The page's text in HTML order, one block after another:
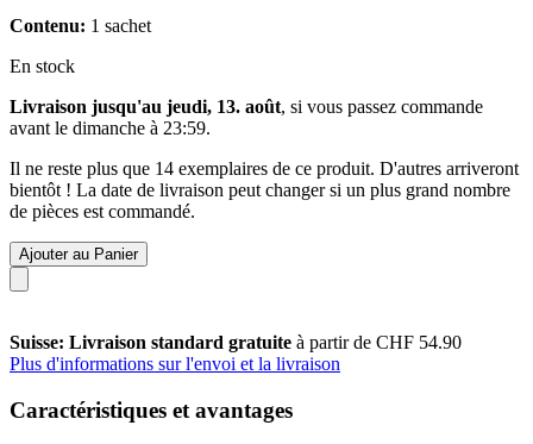
Contenu: 1 sachet
En stock
Livraison jusqu'au jeudi, 13. août, si vous passez commande
avant le dimanche à 23:59.
Il ne reste plus que 14 exemplaires de ce produit. D'autres arriveront
bientôt ! La date de livraison peut changer si un plus grand nombre
de pièces est commandé.
Ajouter au Panier
Suisse: Livraison standard gratuite à partir de CHF 54.90
Plus d'informations sur l'envoi et la livraison
Caractéristiques et avantages